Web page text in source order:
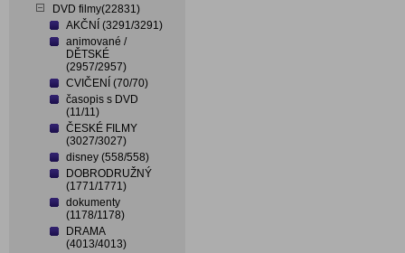
DVD filmy(22831)
AKČNÍ (3291/3291)
animované /
DĚTSKÉ
(2957/2957)
CVIČENÍ (70/70)
časopis s DVD
(11/11)
ČESKÉ FILMY
(3027/3027)
disney (558/558)
DOBRODRUŽNÝ
(1771/1771)
dokumenty
(1178/1178)
DRAMA
(4013/4013)